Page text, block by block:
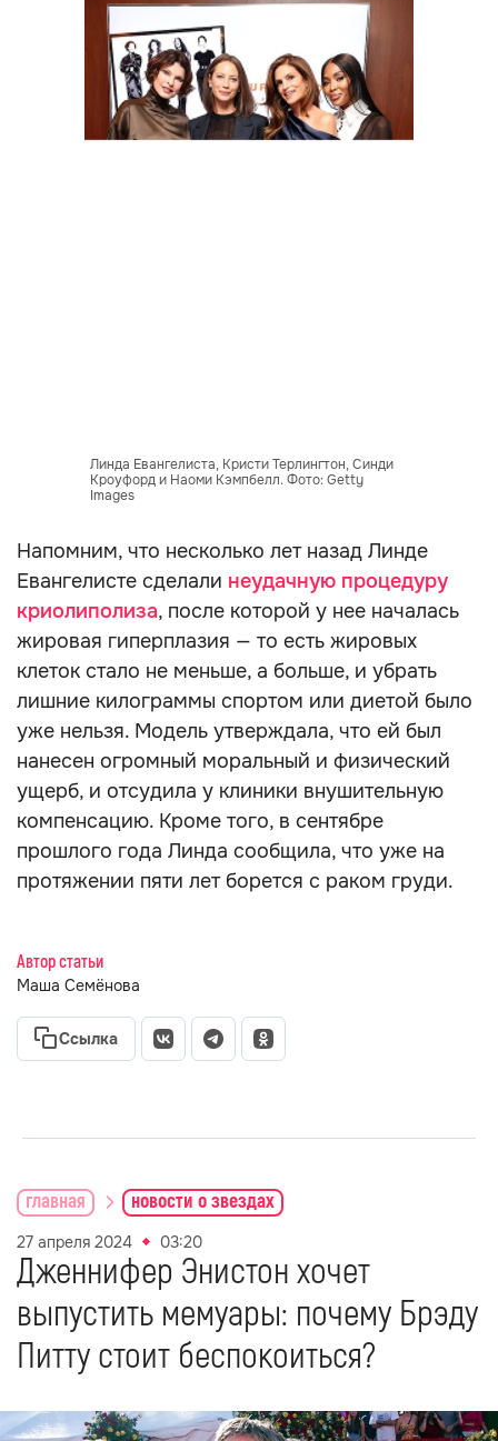
Линда Евангелиста, Кристи Терлингтон, Синди
Кроуфорд и Наоми Кэмпбелл. Фото: Getty
Images
Напомним, что несколько лет назад Линде
Евангелисте сделали неудачную процедуру
криолиполиза, после которой у нее началась
жировая гиперплазия — то есть жировых
клеток стало не меньше, а больше, и убрать
лишние килограммы спортом или диетой было
уже нельзя. Модель утверждала, что ей был
нанесен огромный моральный и физический
ущерб, и отсудила у клиники внушительную
компенсацию. Кроме того, в сентябре
прошлого года Линда сообщила, что уже на
протяжении пяти лет борется с раком груди.
Автор статьи
Маша Семёнова
Ссылка
главная новости о звездах
27 апреля 2024 03:20
Дженнифер Энистон хочет
выпустить мемуары: почему Брэду
Питту стоит беспокоиться?